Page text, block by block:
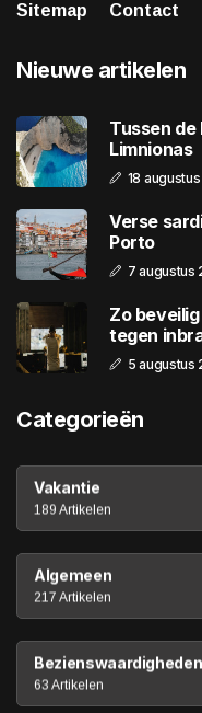
Sitemap
Contact
Nieuwe artikelen
Tussen
Limnionas
18
Verse
Porto
7 augustus
Zo
tegen
5 augustus
Categorieën
Vakantie
189 Artikelen
Algemeen
217 Artikelen
Bezienswaardigheden
63 Artikelen